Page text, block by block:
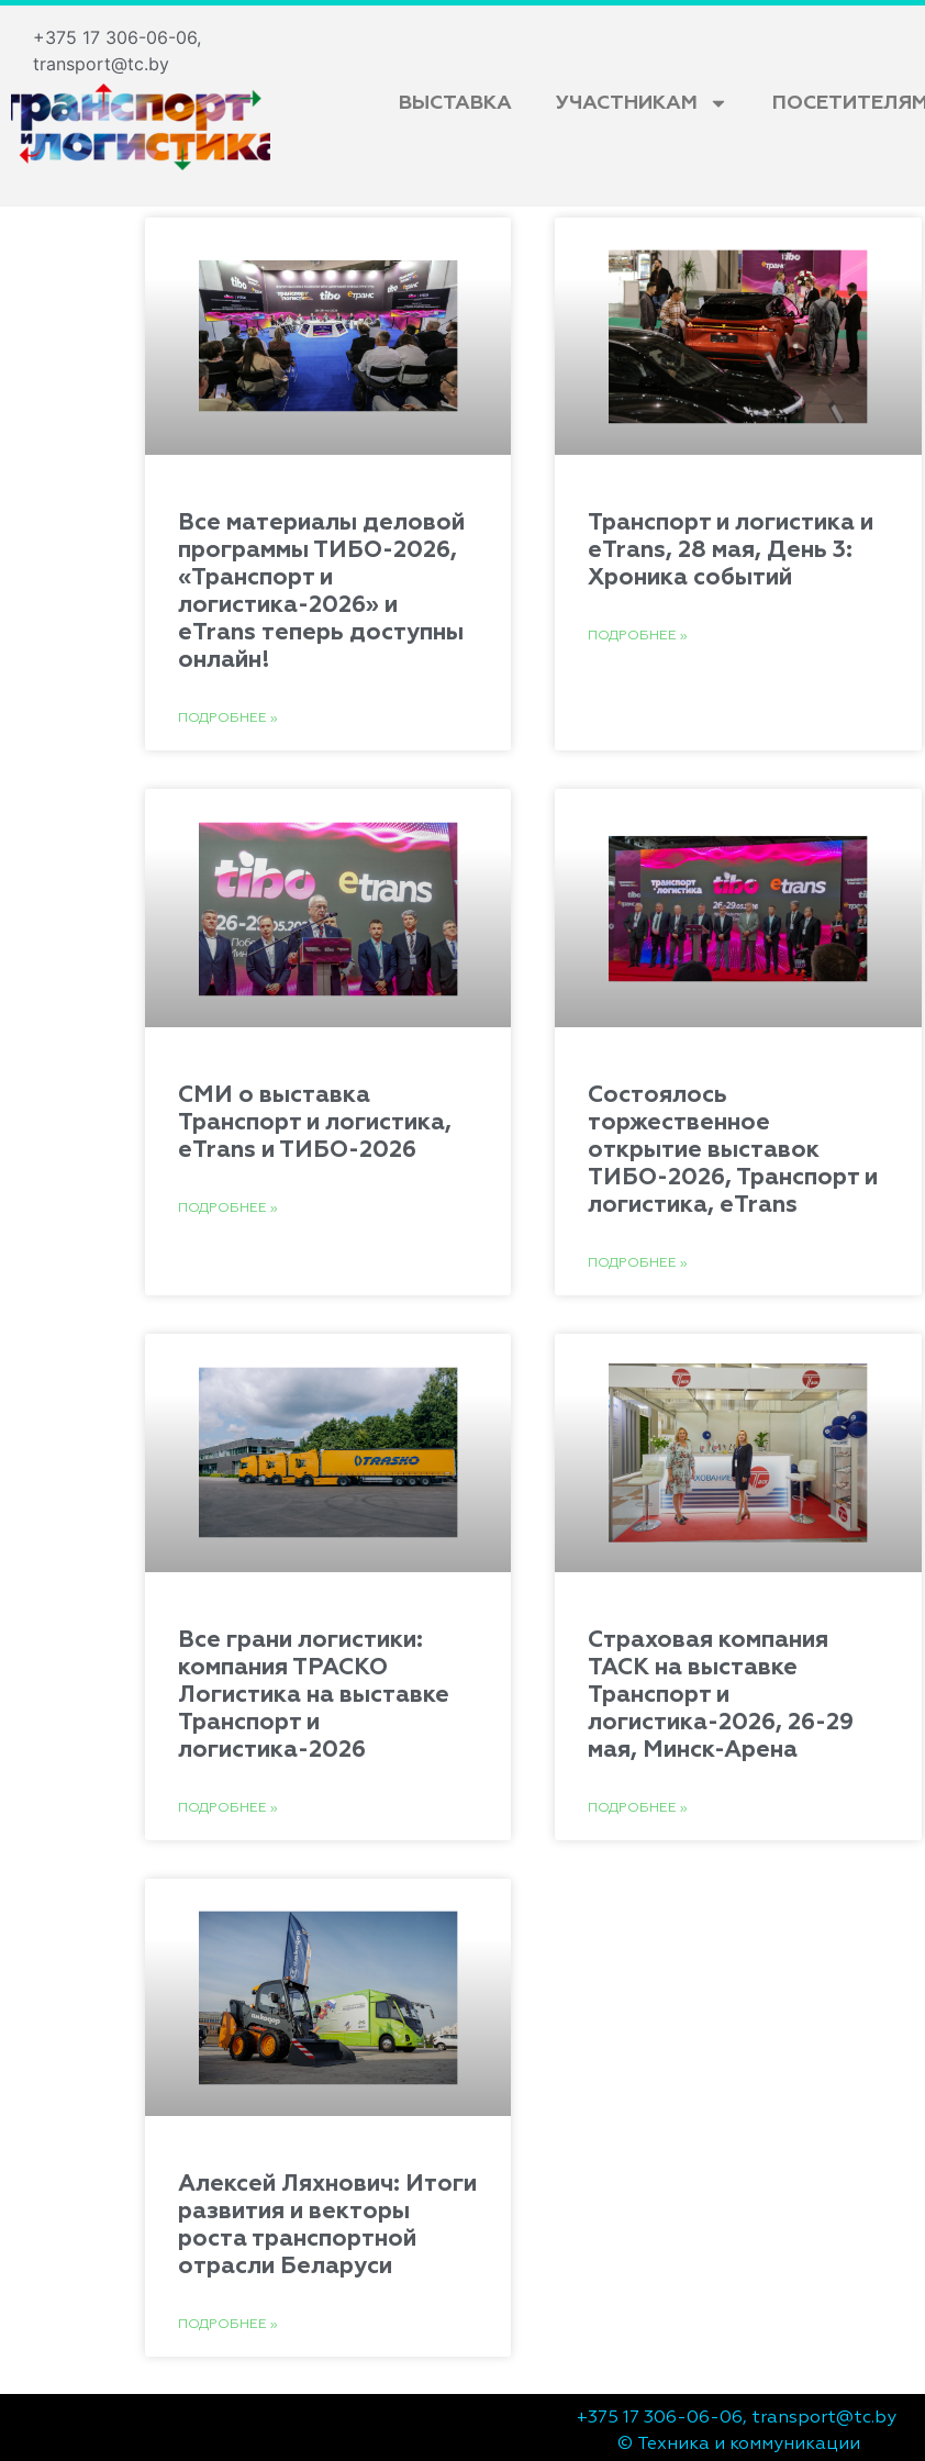
+375 17 306-06-06,
transport@tc.by
ВЫСТАВКА УЧАСТНИКАМ ПОСЕТИТЕЛЯМ
Все материалы деловой
программы ТИБО-2026,
«Транспорт и
логистика-2026» и
eTrans теперь доступны
онлайн!
ПОДРОБНЕЕ »
Транспорт и логистика и
eTrans, 28 мая, День 3:
Хроника событий
ПОДРОБНЕЕ »
СМИ о выставка
Транспорт и логистика,
eTrans и ТИБО-2026
ПОДРОБНЕЕ »
Состоялось
торжественное
открытие выставок
ТИБО-2026, Транспорт и
логистика, eTrans
ПОДРОБНЕЕ »
Все грани логистики:
компания ТРАСКО
Логистика на выставке
Транспорт и
логистика-2026
ПОДРОБНЕЕ »
Страховая компания
ТАСК на выставке
Транспорт и
логистика-2026, 26-29
мая, Минск-Арена
ПОДРОБНЕЕ »
Алексей Ляхнович: Итоги
развития и векторы
роста транспортной
отрасли Беларуси
ПОДРОБНЕЕ »
+375 17 306-06-06, transport@tc.by
© Техника и коммуникации